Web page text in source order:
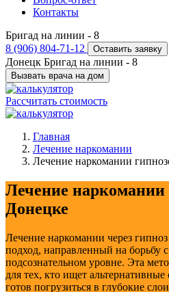
Контакты
Бригад на линии - 8
8 (906) 804-71-12
Оставить заявку
Донецк Бригад на линии - 8
Вызвать врача на дом
Рассчитать стоимость
Главная
Лечение наркомании
Лечение наркомании
Лечение наркомании
Донецке
Лечение наркомании через
подход, направленный на борьбу
подсознательном уровне. Эта
для тех, кто ищет
готов погрузиться в глубокие